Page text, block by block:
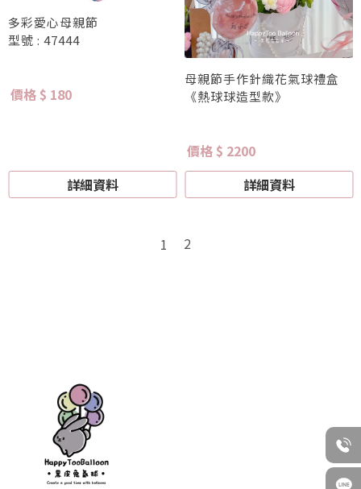
多彩愛心母親節
型號 : 47444
價格 $ 180
詳細資料
母親節手作針織花氣球禮盒
《熱球球造型款》
價格 $ 2200
詳細資料
1 2